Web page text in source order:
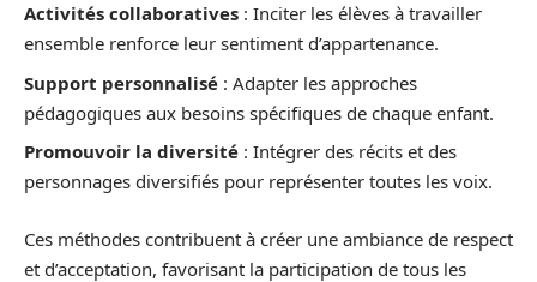
Activités collaboratives : Inciter les élèves à travailler
ensemble renforce leur sentiment d’appartenance.
Support personnalisé : Adapter les approches
pédagogiques aux besoins spécifiques de chaque enfant.
Promouvoir la diversité : Intégrer des récits et des
personnages diversifiés pour représenter toutes les voix.
Ces méthodes contribuent à créer une ambiance de respect
et d’acceptation, favorisant la participation de tous les